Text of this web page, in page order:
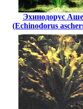
Эхинодорус
(Echinodorus